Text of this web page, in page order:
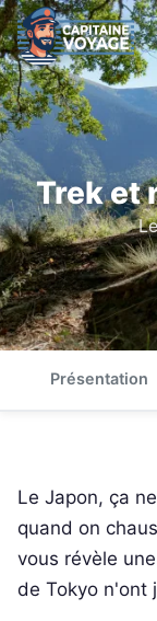
Trek et
Présentation
Le Japon, ça
quand on
vous révèle
de Tokyo n'ont